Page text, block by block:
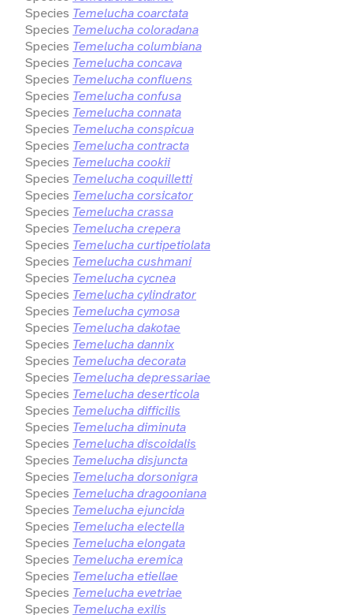
Species Temelucha coarctata
Species Temelucha coloradana
Species Temelucha columbiana
Species Temelucha concava
Species Temelucha confluens
Species Temelucha confusa
Species Temelucha connata
Species Temelucha conspicua
Species Temelucha contracta
Species Temelucha cookii
Species Temelucha coquilletti
Species Temelucha corsicator
Species Temelucha crassa
Species Temelucha crepera
Species Temelucha curtipetiolata
Species Temelucha cushmani
Species Temelucha cycnea
Species Temelucha cylindrator
Species Temelucha cymosa
Species Temelucha dakotae
Species Temelucha dannix
Species Temelucha decorata
Species Temelucha depressariae
Species Temelucha deserticola
Species Temelucha difficilis
Species Temelucha diminuta
Species Temelucha discoidalis
Species Temelucha disjuncta
Species Temelucha dorsonigra
Species Temelucha dragooniana
Species Temelucha ejuncida
Species Temelucha electella
Species Temelucha elongata
Species Temelucha eremica
Species Temelucha etiellae
Species Temelucha evetriae
Species Temelucha exilis